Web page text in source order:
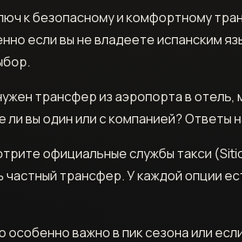
к безопасному и комфортному
если вы не владеете испанским
трансфер из аэропорта в отель,
вы один или с компанией? Ответы
официальные службы такси
трансфер. У каждой опции
важно в пик сезона или